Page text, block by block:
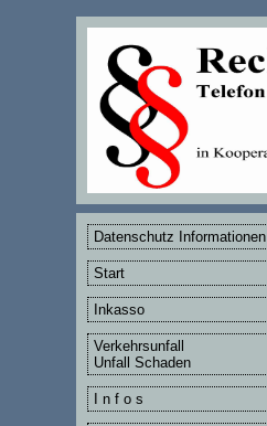
Datenschutz Informationen
Start
Inkasso
Verkehrsunfall
Unfall Schaden
I n f o s